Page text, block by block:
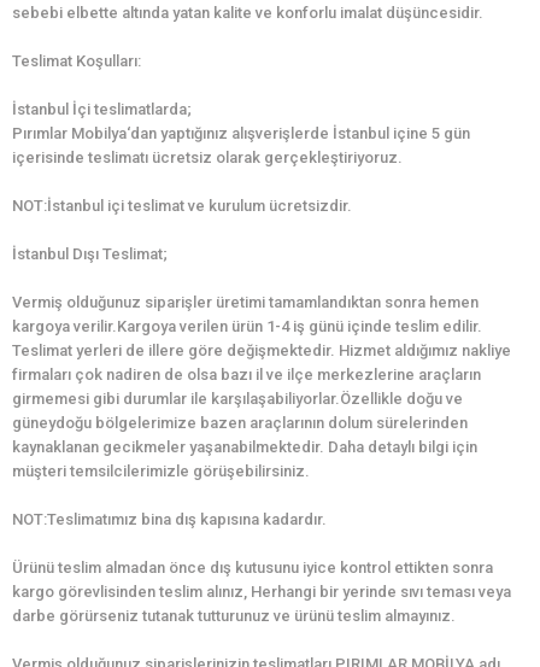
sebebi elbette altında yatan kalite ve konforlu imalat düşüncesidir.
Teslimat Koşulları:
İstanbul İçi teslimatlarda;
Pırımlar Mobilya‘dan yaptığınız alışverişlerde İstanbul içine 5 gün
içerisinde teslimatı ücretsiz olarak gerçekleştiriyoruz.
NOT:İstanbul içi teslimat ve kurulum ücretsizdir.
İstanbul Dışı Teslimat;
Vermiş olduğunuz siparişler üretimi tamamlandıktan sonra hemen
kargoya verilir.Kargoya verilen ürün 1-4 iş günü içinde teslim edilir.
Teslimat yerleri de illere göre değişmektedir. Hizmet aldığımız nakliye
firmaları çok nadiren de olsa bazı il ve ilçe merkezlerine araçların
girmemesi gibi durumlar ile karşılaşabiliyorlar.Özellikle doğu ve
güneydoğu bölgelerimize bazen araçlarının dolum sürelerinden
kaynaklanan gecikmeler yaşanabilmektedir. Daha detaylı bilgi için
müşteri temsilcilerimizle görüşebilirsiniz.
NOT:Teslimatımız bina dış kapısına kadardır.
Ürünü teslim almadan önce dış kutusunu iyice kontrol ettikten sonra
kargo görevlisinden teslim alınız, Herhangi bir yerinde sıvı teması veya
darbe görürseniz tutanak tutturunuz ve ürünü teslim almayınız.